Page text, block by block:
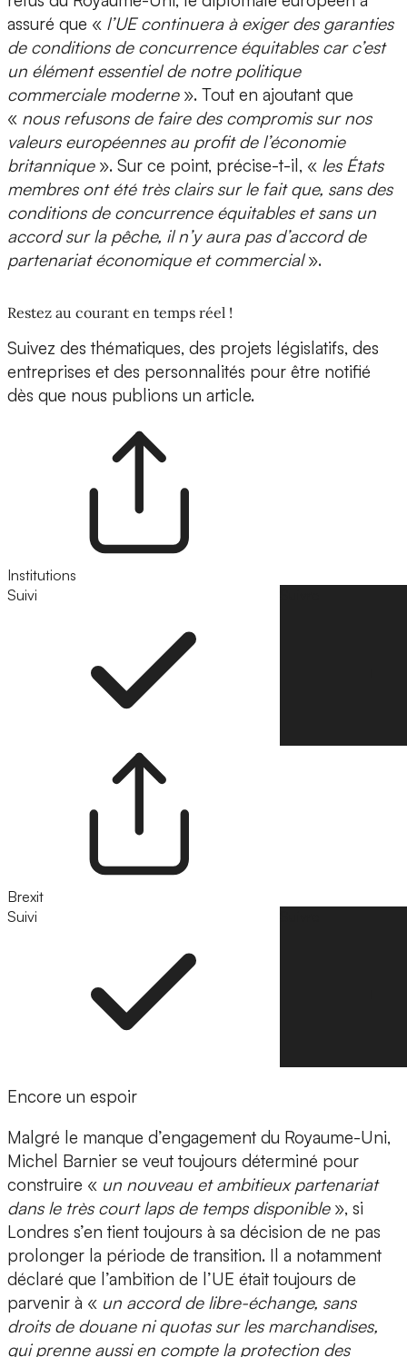
assuré que « l’UE continuera à exiger des garanties
de conditions de concurrence équitables car c’est
un élément essentiel de notre politique
commerciale moderne». Tout en ajoutant que
« nous refusons de faire des compromis sur nos
valeurs européennes au profit de l’économie
britannique». Sur ce point, précise-t-il, « les États
membres ont été très clairs sur le fait que, sans des
conditions de concurrence équitables et sans un
accord sur la pêche, il n’y aura pas d’accord de
partenariat économique et commercial».
Restez au courant en temps réel !
Suivez des thématiques, des projets législatifs, des
entreprises et des personnalités pour être notifié
dès que nous publions un article.
Institutions
Suivi
Brexit
Suivi
Encore un espoir
Malgré le manque d’engagement du Royaume-Uni,
Michel Barnier se veut toujours déterminé pour
construire « un nouveau et ambitieux partenariat
dans le très court laps de temps disponible», si
Londres s’en tient toujours à sa décision de ne pas
prolonger la période de transition. Il a notamment
déclaré que l’ambition de l’UE était toujours de
parvenir à « un accord de libre-échange, sans
droits de douane ni quotas sur les marchandises,
qui prenne aussi en compte la protection des